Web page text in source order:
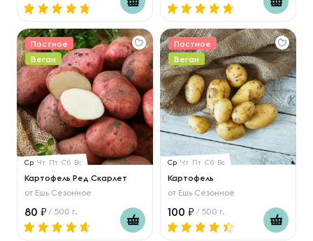
Постное
Веган
Ср Чт Пт Сб Вс
Картофель Ред Скарлет
от Ешь Сезонное
80 / 500 г.
Постное
Веган
Ср Чт Пт Сб Вс
Картофель
от Ешь Сезонное
100 / 500 г.